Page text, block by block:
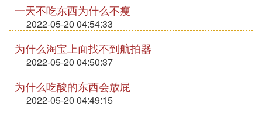
一天不吃东西为什么不瘦
2022-05-20 04:54:33
为什么淘宝上面找不到航拍器
2022-05-20 04:50:37
为什么吃酸的东西会放屁
2022-05-20 04:49:15